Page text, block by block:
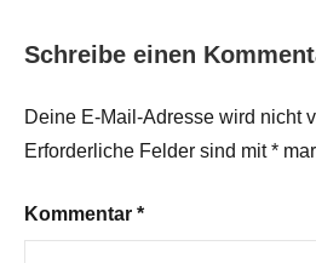
Schreibe einen
Deine E-Mail-Adresse wird nicht
Erforderliche Felder sind mit*
Kommentar *